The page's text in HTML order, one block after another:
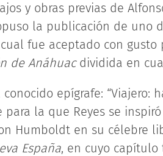
y obras previas de
la publicación de uno
fue aceptado con
de Anáhuacdividida en
epígrafe: “Viajero:
para la que Reyes se
Humboldt en su célebre
España, en cuyo